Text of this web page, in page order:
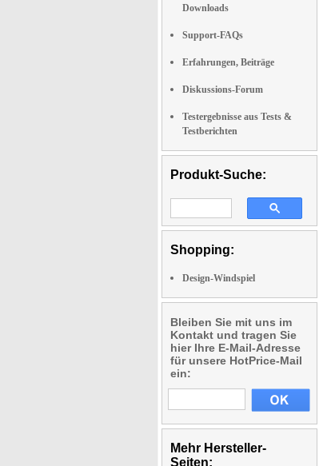
Downloads
Support-FAQs
Erfahrungen, Beiträge
Diskussions-Forum
Testergebnisse aus Tests &
Testberichten
Produkt-Suche:
Shopping:
Design-Windspiel
Bleiben Sie mit uns im
Kontakt und tragen Sie
hier Ihre E-Mail-Adresse
für unsere HotPrice-Mail
ein:
Mehr Hersteller-
Seiten: